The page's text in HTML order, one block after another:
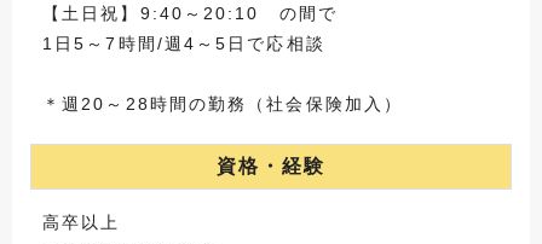
【土日祝】9:40～20:10 の間で
1日5～7時間/週4～5日で応相談
＊週20～28時間の勤務（社会保険加入）
資格・経験
高卒以上